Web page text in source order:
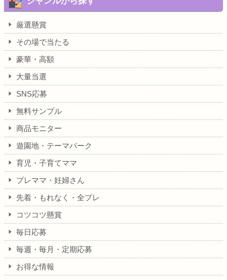
厳選懸賞
その場で当たる
豪華・高額
大量当選
SNS応募
無料サンプル
商品モニター
遊園地・テーマパーク
育児・子育てママ
プレママ・妊婦さん
先着・もれなく・全プレ
コツコツ懸賞
毎日応募
毎週・毎月・定期応募
お得な情報